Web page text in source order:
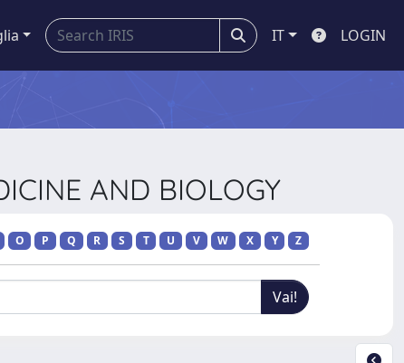
IT LOGIN
AND BIOLOGY
O P Q R S T U V W X Y Z